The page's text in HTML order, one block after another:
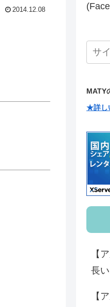
2014.12.08
MATY
★詳し
【
長
【